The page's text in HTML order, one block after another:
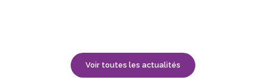
Voir toutes les actualités